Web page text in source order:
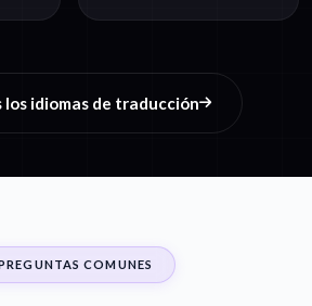
los idiomas de traducción
COMUNES